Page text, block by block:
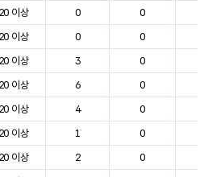
20 이상 0 0
20 이상 0 0
20 이상 3 0
20 이상 6 0
20 이상 4 0
20 이상 1 0
20 이상 2 0